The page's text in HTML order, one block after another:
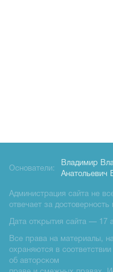
Основатели:
Владимир
Анатольевич
Администрация сайта не
отвечает за
Дата открытия сайта — 17
Все права на материалы,
охраняются в
об авторском